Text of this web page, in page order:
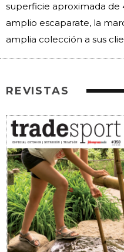
superficie aproximada de
amplio escaparate, la
amplia colección a sus
REVISTAS